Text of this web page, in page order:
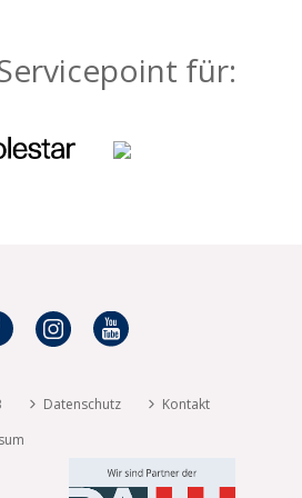
für:
Datenschutz
Kontakt